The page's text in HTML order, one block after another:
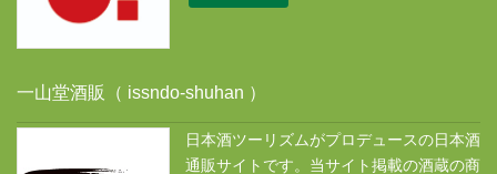
一山堂酒販（ issndo-shuhan ）
日本酒ツーリズムがプロデュースの日本酒
通販サイトです。当サイト掲載の酒蔵の商